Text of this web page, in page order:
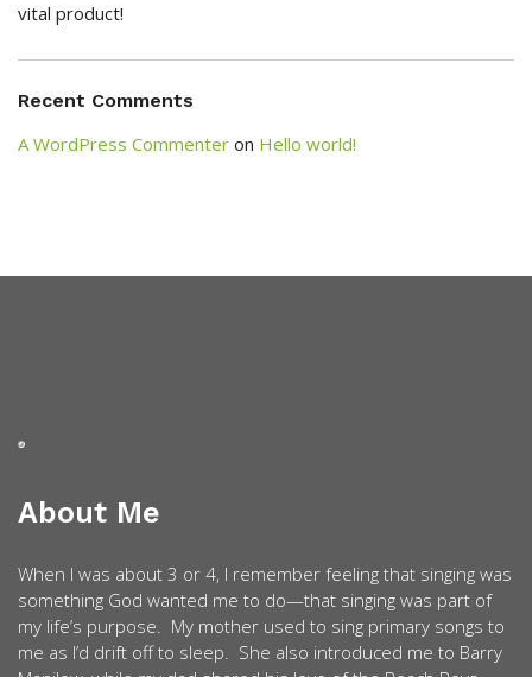
vital product!
Recent Comments
A WordPress Commenter on Hello world!
About Me
When I was about 3 or 4, I remember feeling that singing was
something God wanted me to do—that singing was part of
my life’s purpose. My mother used to sing primary songs to
me as I’d drift off to sleep. She also introduced me to Barry